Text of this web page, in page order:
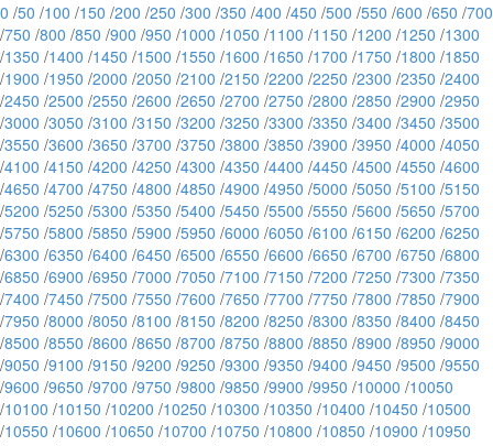
0 /50 /100 /150 /200 /250 /300 /350 /400 /450 /500 /550 /600 /650 /700
/750 /800 /850 /900 /950 /1000 /1050 /1100 /1150 /1200 /1250 /1300
/1350 /1400 /1450 /1500 /1550 /1600 /1650 /1700 /1750 /1800 /1850
/1900 /1950 /2000 /2050 /2100 /2150 /2200 /2250 /2300 /2350 /2400
/2450 /2500 /2550 /2600 /2650 /2700 /2750 /2800 /2850 /2900 /2950
/3000 /3050 /3100 /3150 /3200 /3250 /3300 /3350 /3400 /3450 /3500
/3550 /3600 /3650 /3700 /3750 /3800 /3850 /3900 /3950 /4000 /4050
/4100 /4150 /4200 /4250 /4300 /4350 /4400 /4450 /4500 /4550 /4600
/4650 /4700 /4750 /4800 /4850 /4900 /4950 /5000 /5050 /5100 /5150
/5200 /5250 /5300 /5350 /5400 /5450 /5500 /5550 /5600 /5650 /5700
/5750 /5800 /5850 /5900 /5950 /6000 /6050 /6100 /6150 /6200 /6250
/6300 /6350 /6400 /6450 /6500 /6550 /6600 /6650 /6700 /6750 /6800
/6850 /6900 /6950 /7000 /7050 /7100 /7150 /7200 /7250 /7300 /7350
/7400 /7450 /7500 /7550 /7600 /7650 /7700 /7750 /7800 /7850 /7900
/7950 /8000 /8050 /8100 /8150 /8200 /8250 /8300 /8350 /8400 /8450
/8500 /8550 /8600 /8650 /8700 /8750 /8800 /8850 /8900 /8950 /9000
/9050 /9100 /9150 /9200 /9250 /9300 /9350 /9400 /9450 /9500 /9550
/9600 /9650 /9700 /9750 /9800 /9850 /9900 /9950 /10000 /10050
/10100 /10150 /10200 /10250 /10300 /10350 /10400 /10450 /10500
/10550 /10600 /10650 /10700 /10750 /10800 /10850 /10900 /10950